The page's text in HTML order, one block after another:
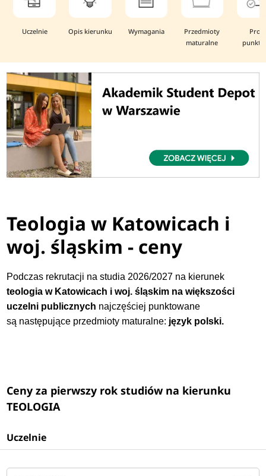
Uczelnie Opis kierunku Wymagania
Przedmioty
maturalne
Teologia w Katowicach i
woj. śląskim - ceny
Podczas rekrutacji na studia 2026/2027 na kierunek
teologia w Katowicach i woj. śląskim na większości
uczelni publicznych najczęściej punktowane
są następujące przedmioty maturalne: język polski.
Ceny za pierwszy rok studiów na kierunku
TEOLOGIA
Uczelnie